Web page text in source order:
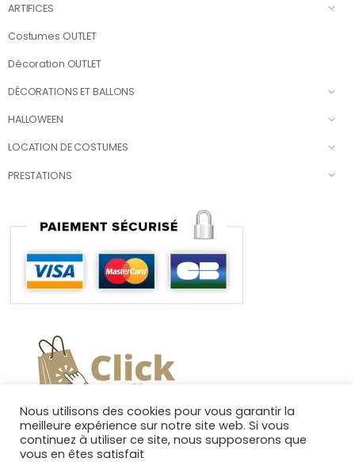
ARTIFICES
Costumes OUTLET
Décoration OUTLET
DÉCORATIONS ET BALLONS
HALLOWEEN
LOCATION DE COSTUMES
PRESTATIONS
Nous utilisons des cookies pour vous garantir la
meilleure expérience sur notre site web. Si vous
continuez à utiliser ce site, nous supposerons que
vous en êtes satisfait